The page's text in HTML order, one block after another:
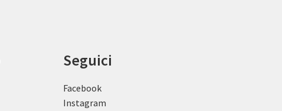
Seguici
Facebook
Instagram